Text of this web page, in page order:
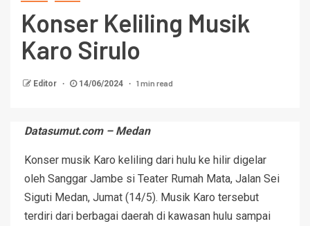
Konser Keliling Musik
Karo Sirulo
Editor 14/06/2024 1 min read
Datasumut.com – Medan
Konser musik Karo keliling dari hulu ke hilir digelar
oleh Sanggar Jambe si Teater Rumah Mata, Jalan Sei
Siguti Medan, Jumat (14/5). Musik Karo tersebut
terdiri dari berbagai daerah di kawasan hulu sampai